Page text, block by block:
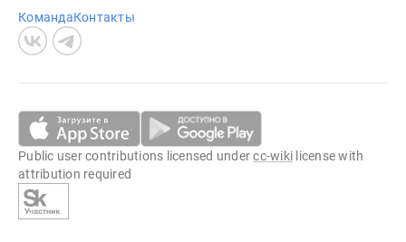
КомандаКонтакты
Public user contributions licensed undercc-wiki license with
attribution required